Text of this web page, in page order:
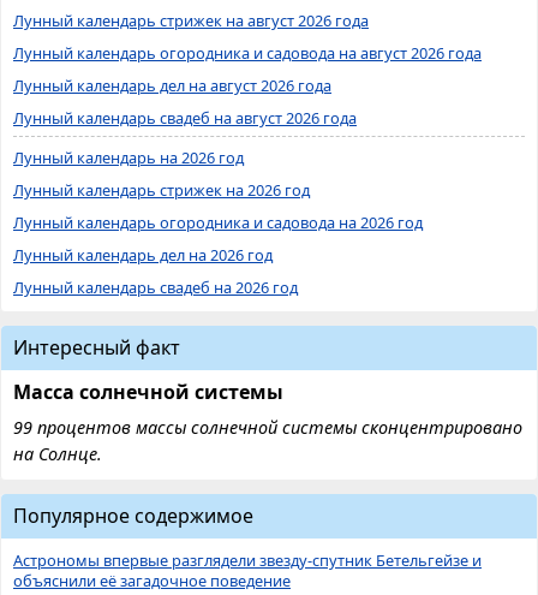
Лунный календарь стрижек на август 2026 года
Лунный календарь огородника и садовода на август 2026 года
Лунный календарь дел на август 2026 года
Лунный календарь свадеб на август 2026 года
Лунный календарь на 2026 год
Лунный календарь стрижек на 2026 год
Лунный календарь огородника и садовода на 2026 год
Лунный календарь дел на 2026 год
Лунный календарь свадеб на 2026 год
Интересный факт
Масса солнечной системы
99 процентов массы солнечной системы сконцентрировано
на Солнце.
Популярное содержимое
Астрономы впервые разглядели звезду-спутник Бетельгейзе и
объяснили её загадочное поведение